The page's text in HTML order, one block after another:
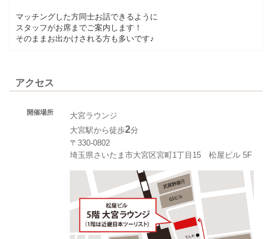
マッチングした方同士お話できるように
スタッフがお席までご案内します！
そのままお出かけされる方も多いです♪
アクセス
開催場所
大宮ラウンジ
大宮駅から徒歩2分
〒330-0802
埼玉県さいたま市大宮区宮町1丁目15 松屋ビル 5F